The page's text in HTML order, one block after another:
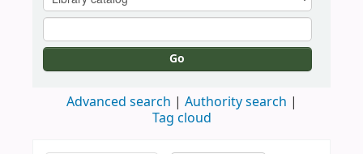
Go
Advanced search
Authority search
Tag cloud